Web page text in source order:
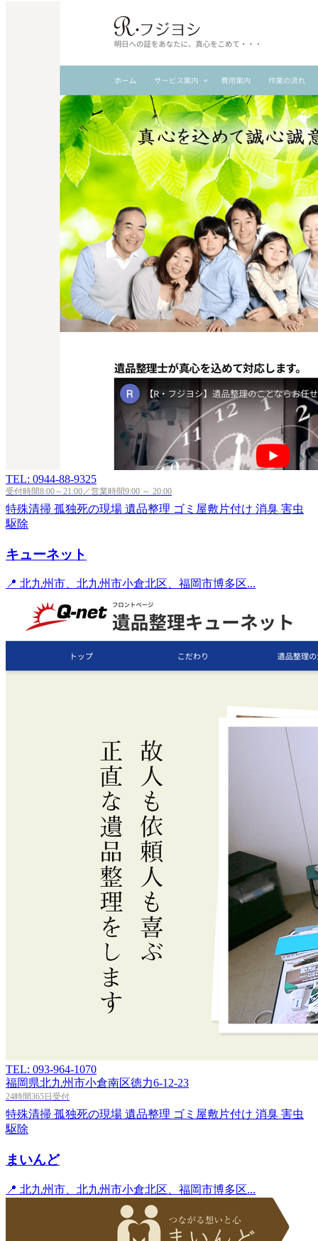
TEL: 0944-88-9325
受付時間8:00～21:00／営業時間9:00 ～ 20:00
特殊清掃 孤独死の現場 遺品整理 ゴミ屋敷片付け 消臭 害虫
駆除
キューネット
📍 北九州市、北九州市小倉北区、福岡市博多区...
TEL: 093-964-1070
福岡県北九州市小倉南区徳力6-12-23
24時間365日受付
特殊清掃 孤独死の現場 遺品整理 ゴミ屋敷片付け 消臭 害虫
駆除
まいんど
📍 北九州市、北九州市小倉北区、福岡市博多区...